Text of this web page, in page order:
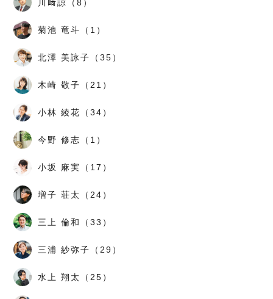
川﨑諒（8）
菊池 竜斗（1）
北澤 美詠子（35）
木崎 敬子（21）
小林 綾花（34）
今野 修志（1）
小坂 麻実（17）
増子 荘太（24）
三上 倫和（33）
三浦 紗弥子（29）
水上 翔太（25）